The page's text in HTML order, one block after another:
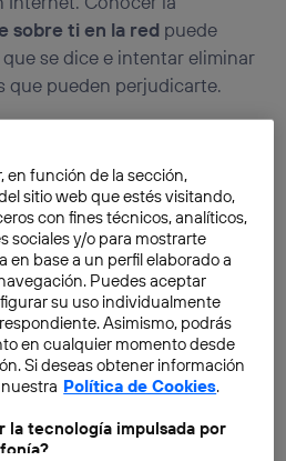
sobre ti en la red puede
se dice e intentar eliminar
que pueden perjudicarte.
en función de la sección,
sitio web que estés visitando,
con fines técnicos, analíticos,
sociales y/o para mostrarte
en base a un perfil elaborado a
Puedes aceptar
su uso individualmente
Asimismo, podrás
en cualquier momento desde
Si deseas obtener información
Política de Cookies.
la tecnología impulsada por